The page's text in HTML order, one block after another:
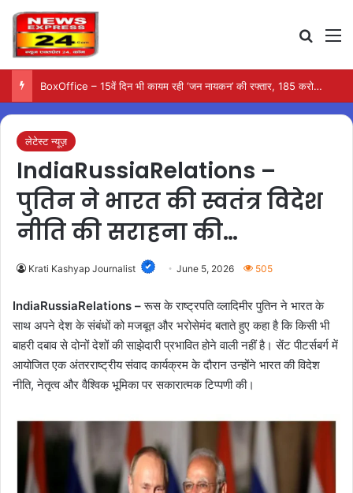
BoxOffice – 15वें दिन भी कायम रही ‘जन नायकन’ की रफ्तार, 185 करोड़ के पार पहुंची कमाई…
लेटेस्ट न्यूज़
IndiaRussiaRelations –
पुतिन ने भारत की स्वतंत्र विदेश
नीति की सराहना की…
Krati Kashyap Journalist June 5, 2026 505
IndiaRussiaRelations –रूस के राष्ट्रपति व्लादिमीर पुतिन ने भारत के
साथ अपने देश के संबंधों को मजबूत और भरोसेमंद बताते हुए कहा है कि किसी भी
बाहरी दबाव से दोनों देशों की साझेदारी प्रभावित होने वाली नहीं है। सेंट पीटर्सबर्ग में
आयोजित एक अंतरराष्ट्रीय संवाद कार्यक्रम के दौरान उन्होंने भारत की विदेश
नीति, नेतृत्व और वैश्विक भूमिका पर सकारात्मक टिप्पणी की।